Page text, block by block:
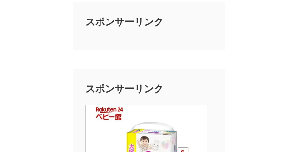
スポンサーリンク
スポンサーリンク